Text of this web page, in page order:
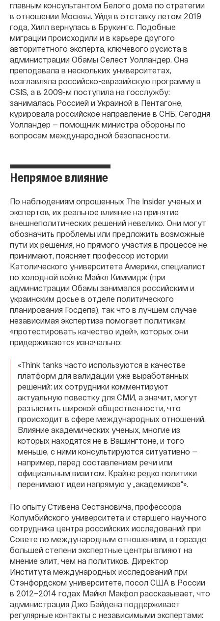
главным консультантом Белого дома по стратегии
в отношении Москвы. Уйдя в отставку летом 2019
года, Хилл вернулась в Брукингс. Подобные
миграции происходили и в карьере другого
авторитетного эксперта, ключевого русиста в
администрации Обамы Селест Уолландер. Она
преподавала в нескольких университетах,
возглавляла российско-евразийскую программу в
CSIS, а в 2009-м поступила на госслужбу:
занималась Россией и Украиной в Пентагоне,
курировала российское направление в СНБ. Сегодня
Уолландер — помощник министра обороны по
вопросам международной безопасности.
Непрямое влияние
По наблюдениям опрошенных The Insider ученых и
экспертов, их реальное влияние на принятие
внешнеполитических решений невелико. Они могут
обозначить проблемы или предложить возможные
пути их решения, но прямого участия в процессе не
принимают, поясняет профессор истории
Католического университета Америки, специалист
по холодной войне Майкл Киммидж (при
администрации Обамы занимался российским и
украинским досье в отделе политического
планирования Госдепа), так что в лучшем случае
независимая экспертиза помогает политикам
«протестировать качество идей», которых они
придерживаются изначально:
«Think tanks часто используются в качестве
платформ для валидации уже выработанных
решений: их сотрудники комментируют
актуальную повестку для СМИ, а значит, могут
разъяснить широкой общественности, что
происходит в сфере международных отношений.
Влияние академических ученых, многие из
которых находятся не в Вашингтоне, и того
меньше, с ними консультируются ситуативно —
например, перед составлением речи или
официальным визитом. Крайне редко политики
перенимают идеи напрямую у „академиков“».
По опыту Стивена Сестановича, профессора
Колумбийского университета и старшего научного
сотрудника центра российских исследований при
Совете по международным отношениям, в гораздо
большей степени экспертные центры влияют на
мнение элит, чем на политиков. Директор
Института международных исследований при
Стэнфордском университете, посол США в России
в 2012–2014 годах Майкл Макфол рассказывает, что
администрация Джо Байдена поддерживает
регулярные контакты с независимыми экспертами: